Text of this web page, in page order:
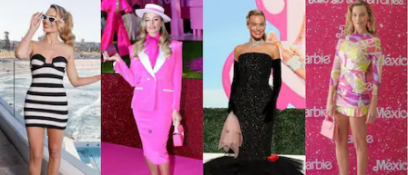
Inilah penampilan Margot
Robbie yang paling memukau
menjelang perilisan film
'Barbie'
menulis Taufiq Al Jufri Jul 19, 2023 12:29 pm